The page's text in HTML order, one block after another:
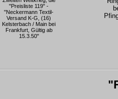
"Preisliste 119" -
"Neckermann Textil-
Versand K-G, (16)
Kelsterbach / Main bei
Frankfurt, Gültig ab
15.3.50"